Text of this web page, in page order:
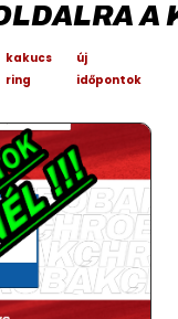
A
kakucs
ring
új
időpontok